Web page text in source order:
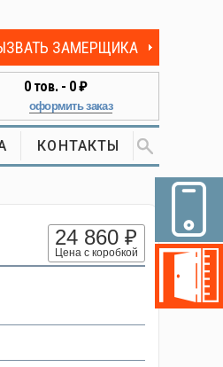
ЗАМЕРЩИКА
0тов. - 0 ₽
оформить заказ
КОНТАКТЫ
24 860 ₽
Цена с коробкой